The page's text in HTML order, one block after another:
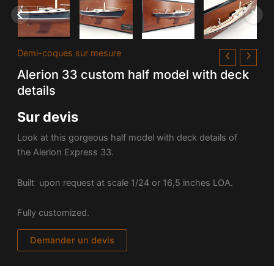
Demi-coques sur mesure
Alerion 33 custom half model with deck
details
Sur devis
Look at this gorgeous half model with deck details of
the Alerion Express 33.
Built upon request at scale 1/24 or 16,5 inches LOA.
Fully customized.
Demander un devis